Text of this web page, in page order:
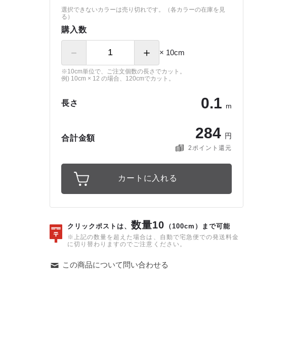
選択できないカラーは売り切れです。（各カラーの在庫を見
る ）
購入数
－ ＋ × 10cm
※10cm単位で、ご注文個数の長さでカット。
例) 10cm × 12 の場合、120cmでカット。
長さ 0.1 m
合計金額 284 円
2ポイント還元
クリックポストは、数量10 （100cm）まで可能
※上記の数量を超えた場合は、自動で宅急便での発送料金
に切り替わりますのでご注意ください。
この商品について問い合わせる